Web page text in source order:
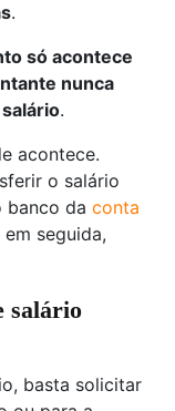
.
só acontece
nunca
.
acontece.
o salário
banco da conta
seguida,
salário
basta solicitar